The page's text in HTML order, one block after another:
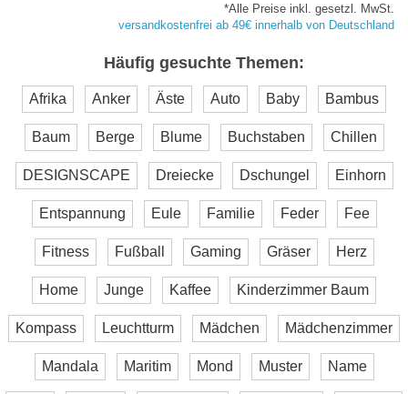
*Alle Preise inkl. gesetzl. MwSt.
versandkostenfrei ab 49€ innerhalb von Deutschland
Häufig gesuchte Themen:
Afrika Anker Äste Auto Baby Bambus
Baum Berge Blume Buchstaben Chillen
DESIGNSCAPE Dreiecke Dschungel Einhorn
Entspannung Eule Familie Feder Fee
Fitness Fußball Gaming Gräser Herz
Home Junge Kaffee Kinderzimmer Baum
Kompass Leuchtturm Mädchen Mädchenzimmer
Mandala Maritim Mond Muster Name